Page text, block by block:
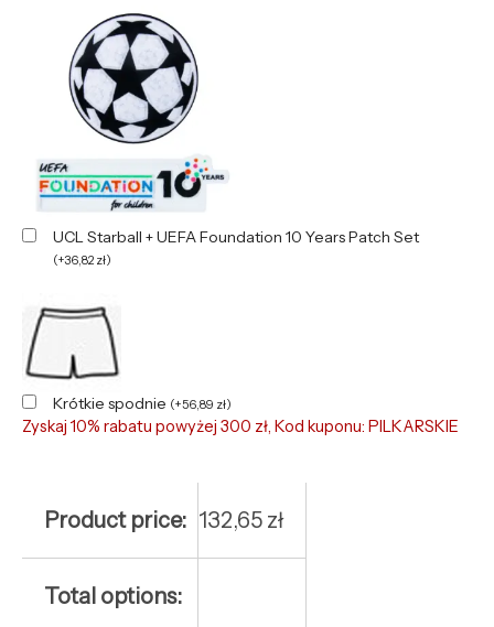
UCL Starball + UEFA Foundation 10 Years Patch Set
(+36,82 zł)
Krótkie spodnie (+56,89 zł)
Zyskaj 10% rabatu powyżej 300 zł, Kod kuponu: PILKARSKIE
Product price: 132,65 zł
Total options: